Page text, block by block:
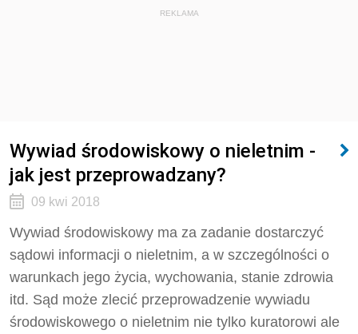
REKLAMA
Wywiad środowiskowy o nieletnim -
jak jest przeprowadzany?
09 kwi 2018
Wywiad środowiskowy ma za zadanie dostarczyć
sądowi informacji o nieletnim, a w szczególności o
warunkach jego życia, wychowania, stanie zdrowia
itd. Sąd może zlecić przeprowadzenie wywiadu
środowiskowego o nieletnim nie tylko kuratorowi ale